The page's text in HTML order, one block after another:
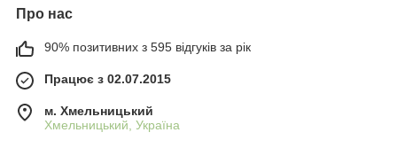
Про нас
90% позитивних з 595 відгуків за рік
Працює з 02.07.2015
м. Хмельницький
Хмельницький, Україна